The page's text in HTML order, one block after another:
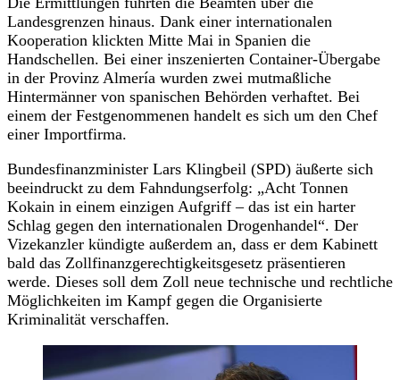
Landesgrenzen hinaus. Dank einer internationalen
Kooperation klickten Mitte Mai in Spanien die
Handschellen. Bei einer inszenierten Container-Übergabe
in der Provinz Almería wurden zwei mutmaßliche
Hintermänner von spanischen Behörden verhaftet. Bei
einem der Festgenommenen handelt es sich um den Chef
einer Importfirma.
Bundesfinanzminister Lars Klingbeil (SPD) äußerte sich
beeindruckt zu dem Fahndungserfolg: „Acht Tonnen
Kokain in einem einzigen Aufgriff – das ist ein harter
Schlag gegen den internationalen Drogenhandel“. Der
Vizekanzler kündigte außerdem an, dass er dem Kabinett
bald das Zollfinanzgerechtigkeitsgesetz präsentieren
werde. Dieses soll dem Zoll neue technische und rechtliche
Möglichkeiten im Kampf gegen die Organisierte
Kriminalität verschaffen.